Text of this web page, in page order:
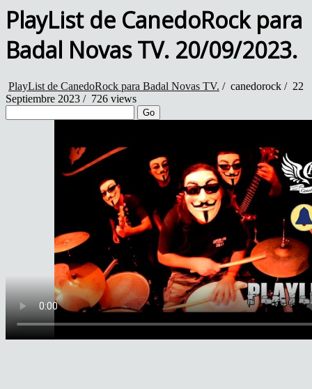
PlayList de CanedoRock para
Badal Novas TV. 20/09/2023.
PlayList de CanedoRock para Badal Novas TV. / canedorock / 22
Septiembre 2023 / 726 views
Go